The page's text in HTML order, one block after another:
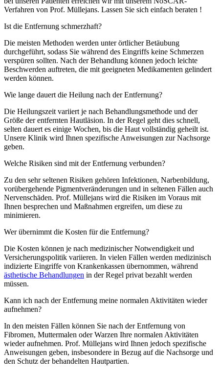
Verfahren von Prof. Müllejans. Lassen Sie sich einfach beraten !
Ist die Entfernung schmerzhaft?
Die meisten Methoden werden unter örtlicher Betäubung
durchgeführt, sodass Sie während des Eingriffs keine Schmerzen
verspüren sollten. Nach der Behandlung können jedoch leichte
Beschwerden auftreten, die mit geeigneten Medikamenten gelindert
werden können.
Wie lange dauert die Heilung nach der Entfernung?
Die Heilungszeit variiert je nach Behandlungsmethode und der
Größe der entfernten Hautläsion. In der Regel geht dies schnell,
selten dauert es einige Wochen, bis die Haut vollständig geheilt ist.
Unsere Klinik wird Ihnen spezifische Anweisungen zur Nachsorge
geben.
Welche Risiken sind mit der Entfernung verbunden?
Zu den sehr seltenen Risiken gehören Infektionen, Narbenbildung,
vorübergehende Pigmentveränderungen und in seltenen Fällen auch
Nervenschäden. Prof. Müllejans wird die Risiken im Voraus mit
Ihnen besprechen und Maßnahmen ergreifen, um diese zu
minimieren.
Wer übernimmt die Kosten für die Entfernung?
Die Kosten können je nach medizinischer Notwendigkeit und
Versicherungspolitik variieren. In vielen Fällen werden medizinisch
indizierte Eingriffe von Krankenkassen übernommen, während
ästhetische Behandlungen in der Regel privat bezahlt werden
müssen.
Kann ich nach der Entfernung meine normalen Aktivitäten wieder
aufnehmen?
In den meisten Fällen können Sie nach der Entfernung von
Fibromen, Muttermalen oder Warzen Ihre normalen Aktivitäten
wieder aufnehmen. Prof. Müllejans wird Ihnen jedoch spezifische
Anweisungen geben, insbesondere in Bezug auf die Nachsorge und
den Schutz der behandelten Hautpartien.